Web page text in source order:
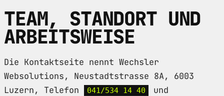
TEAM, STANDORT UND
ARBEITSWEISE
Die Kontaktseite nennt Wechsler
Websolutions, Neustadtstrasse 8A, 6003
Luzern, Telefon
041/534 14 40 und